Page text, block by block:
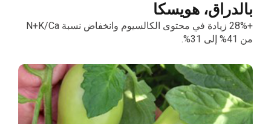
بالدراق، هويسكا
+28% زيادة في محتوى الكالسيوم وانخفاض نسبة N+K/Ca
من 41% إلى 31%.